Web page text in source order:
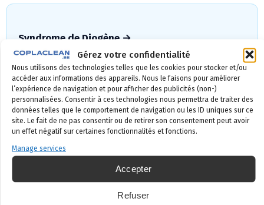
Gérez votre confidentialité
Nous utilisons des technologies telles que les cookies pour stocker et/ou
accéder aux informations des appareils. Nous le faisons pour améliorer
l’expérience de navigation et pour afficher des publicités (non-)
personnalisées. Consentir à ces technologies nous permettra de traiter des
données telles que le comportement de navigation ou les ID uniques sur ce
site. Le fait de ne pas consentir ou de retirer son consentement peut avoir
un effet négatif sur certaines fonctionnalités et fonctions.
Manage services
Accepter
Refuser
Syndrome de Diogène →
Nettoyage et désinfection spécialisés,
accompagnement des familles.
Nettoyage après décès →